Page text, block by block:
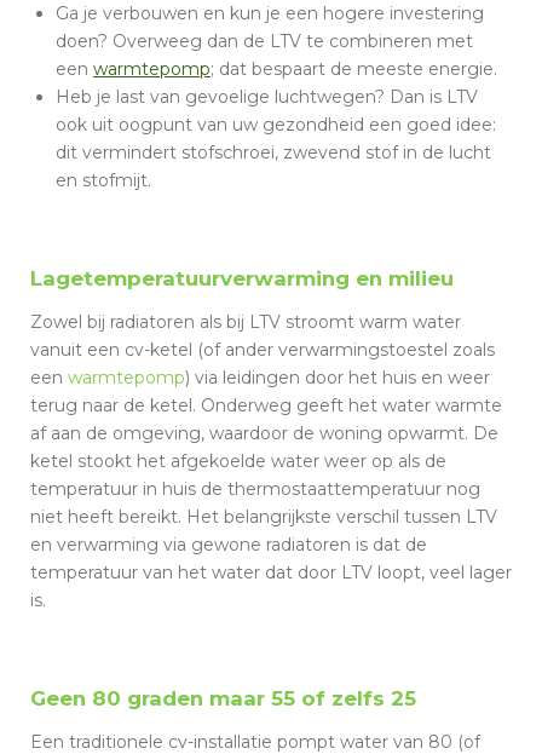
Ga je verbouwen en kun je een hogere investering
doen? Overweeg dan de LTV te combineren met
een warmtepomp; dat bespaart de meeste energie.
Heb je last van gevoelige luchtwegen? Dan is LTV
ook uit oogpunt van uw gezondheid een goed idee:
dit vermindert stofschroei, zwevend stof in de lucht
en stofmijt.
Lagetemperatuurverwarming en milieu
Zowel bij radiatoren als bij LTV stroomt warm water
vanuit een cv-ketel (of ander verwarmingstoestel zoals
een warmtepomp) via leidingen door het huis en weer
terug naar de ketel. Onderweg geeft het water warmte
af aan de omgeving, waardoor de woning opwarmt. De
ketel stookt het afgekoelde water weer op als de
temperatuur in huis de thermostaattemperatuur nog
niet heeft bereikt. Het belangrijkste verschil tussen LTV
en verwarming via gewone radiatoren is dat de
temperatuur van het water dat door LTV loopt, veel lager
is.
Geen 80 graden maar 55 of zelfs 25
Een traditionele cv-installatie pompt water van 80 (of